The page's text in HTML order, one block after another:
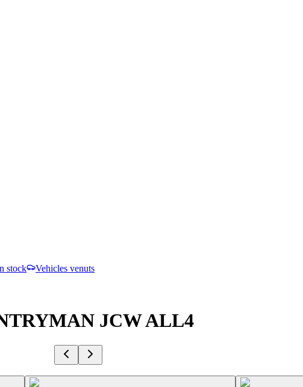
stock
Vehicles venuts
JCW ALL4